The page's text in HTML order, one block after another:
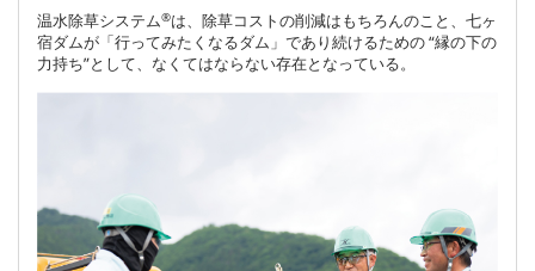
温水除草システム®は、除草コストの削減はもちろんのこと、七ヶ
宿ダムが「行ってみたくなるダム」であり続けるための “縁の下の
力持ち”として、なくてはならない存在となっている。